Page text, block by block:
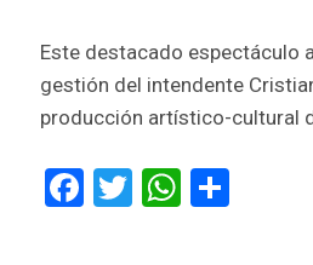
Este destacado espectáculo
gestión del intendente
producción artístico-cultural
Facebook
Twitter